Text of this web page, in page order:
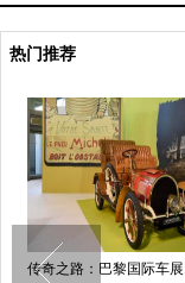
热门推荐
传奇之路：巴黎国际车